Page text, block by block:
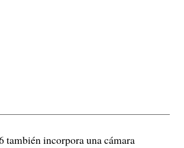
también incorpora una cámara